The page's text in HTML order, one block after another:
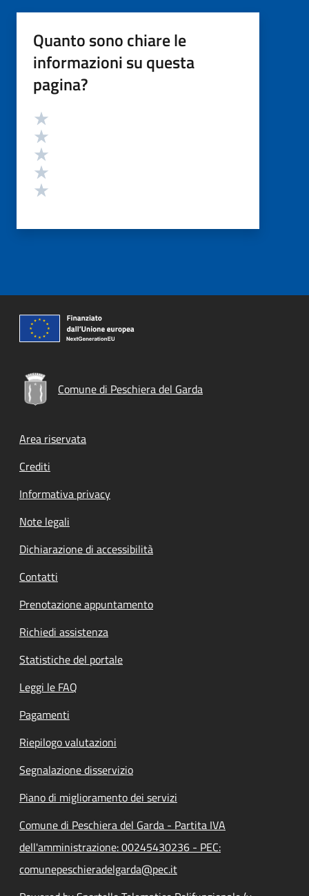
Quanto sono chiare le
informazioni su questa
pagina?
Valutazione
Comune di Peschiera del Garda
Footer menu
Area riservata
Crediti
Informativa privacy
Note legali
Dichiarazione di accessibilità
Contatti
Prenotazione appuntamento
Richiedi assistenza
Statistiche del portale
Leggi le FAQ
Pagamenti
Riepilogo valutazioni
Segnalazione disservizio
Piano di miglioramento dei servizi
Comune di Peschiera del Garda - Partita IVA
dell'amministrazione: 00245430236 - PEC:
comunepeschieradelgarda@pec.it